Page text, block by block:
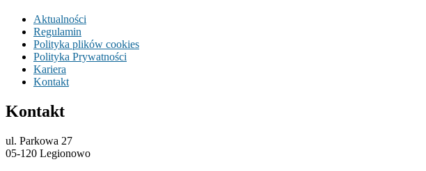
Aktualności
Regulamin
Polityka plików cookies
Polityka Prywatności
Kariera
Kontakt
Kontakt
ul. Parkowa 27
05-120 Legionowo